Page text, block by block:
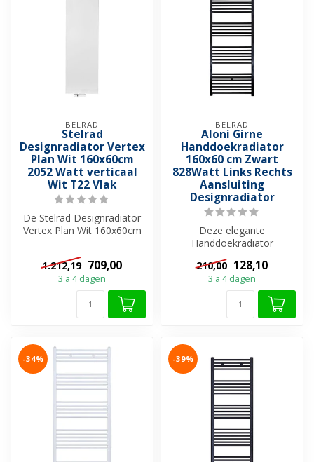
BELRAD
Stelrad
Designradiator Vertex
Plan Wit 160x60cm
2052 Watt verticaal
Wit T22 Vlak
De Stelrad Designradiator
Vertex Plan Wit 160x60cm
Pa...
1.212,19 709,00
3 a 4 dagen
BELRAD
Aloni Girne
Handdoekradiator
160x60 cm Zwart
828Watt Links Rechts
Aansluiting
Designradiator
Deze elegante
Handdoekradiator
160x60cm Zwart 828Watt
Links Rechts Aansluiting v...
210,00 128,10
3 a 4 dagen
-34% -39%